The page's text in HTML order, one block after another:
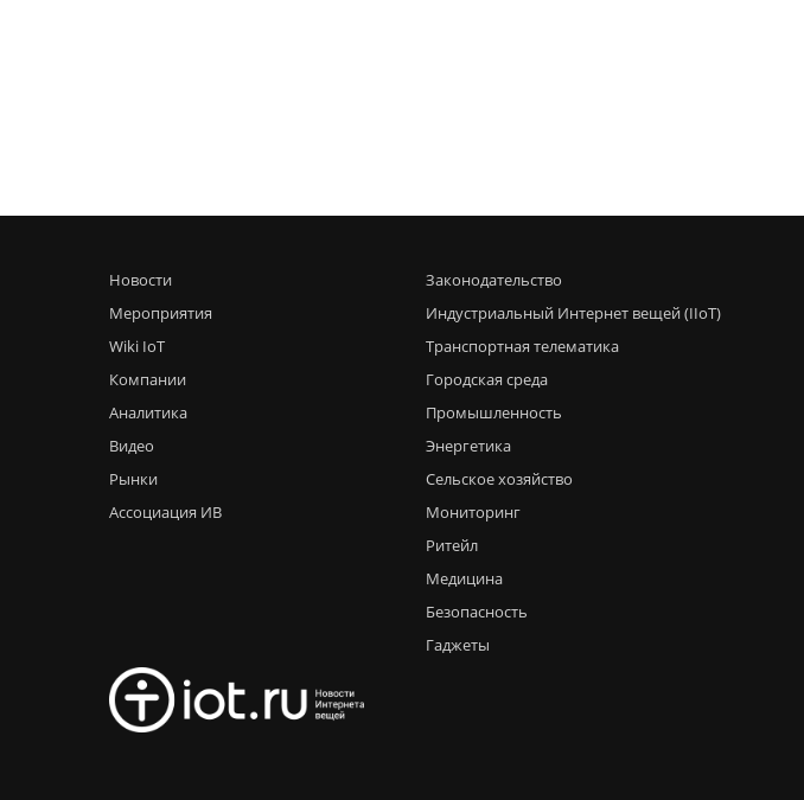
Новости
Мероприятия
Wiki IoT
Компании
Аналитика
Видео
Рынки
Ассоциация ИВ
Законодательство
Индустриальный Интернет вещей (IIoT)
Транспортная телематика
Городская среда
Промышленность
Энергетика
Сельское хозяйство
Мониторинг
Ритейл
Медицина
Безопасность
Гаджеты